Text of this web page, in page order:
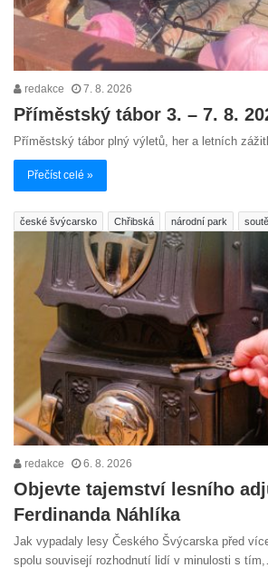
redakce 7. 8. 2026
Příměstský tábor 3. – 7. 8.
Příměstský tábor plný výletů, her a letních
Přečíst celé »
české švýcarsko Chřibská národní park
redakce 6. 8. 2026
Objevte tajemství lesního
Ferdinanda Náhlíka
Jak vypadaly lesy Českého Švýcarska před
spolu souvisejí rozhodnutí lidí v minulosti s